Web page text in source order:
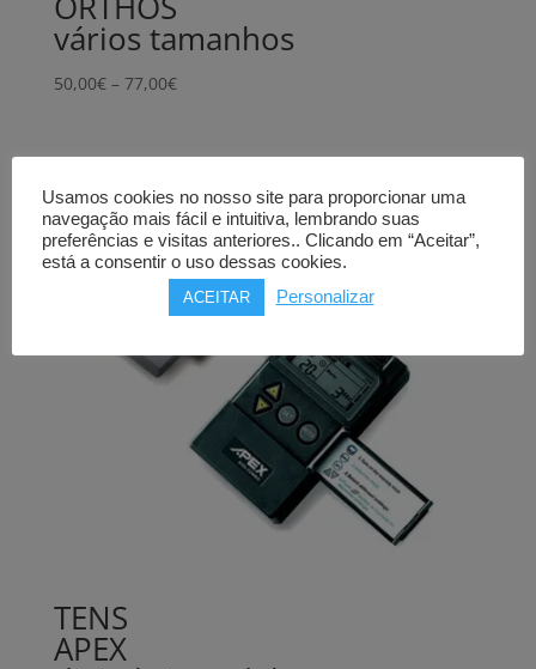
vários tamanhos
50,00€ – 77,00€Price
77,00€
TENS
APEX
Usamos cookies no nosso site para proporcionar uma
navegação mais fácil e intuitiva, lembrando suas
preferências e visitas anteriores.. Clicando em “Aceitar”,
está a consentir o uso dessas cookies.
ACEITAR Personalizar